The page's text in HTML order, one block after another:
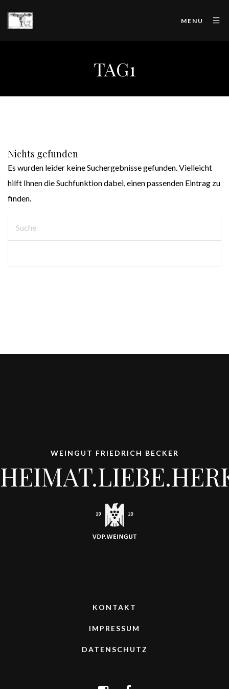
MENU
TAG1
Nichts gefunden
Es wurden leider keine Suchergebnisse gefunden. Vielleicht
hilft Ihnen die Suchfunktion dabei, einen passenden Eintrag zu
finden.
WEINGUT FRIEDRICH BECKER
KONTAKT
IMPRESSUM
DATENSCHUTZ